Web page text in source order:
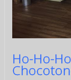
Ho-Ho-